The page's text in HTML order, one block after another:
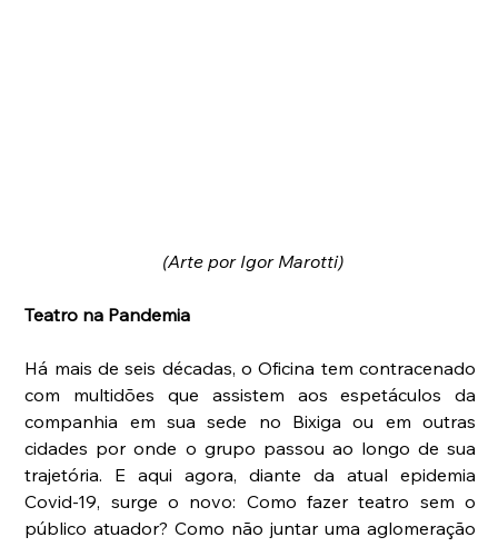
(Arte por Igor Marotti)
Teatro na Pandemia
Há mais de seis décadas, o Oficina tem contracenado
com multidões que assistem aos espetáculos da
companhia em sua sede no Bixiga ou em outras
cidades por onde o grupo passou ao longo de sua
trajetória. E aqui agora, diante da atual epidemia
Covid-19, surge o novo: Como fazer teatro sem o
público atuador? Como não juntar uma aglomeração